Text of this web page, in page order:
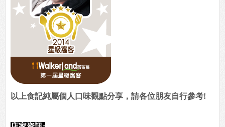
以上食記純屬個人口味觀點分享，請各位朋友自行參考!